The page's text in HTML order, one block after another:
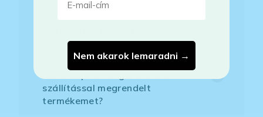
Mikor vehetem át a rendelésem, ha
szállítással megrendelt
termékemet?
Nem akarok lemaradni →